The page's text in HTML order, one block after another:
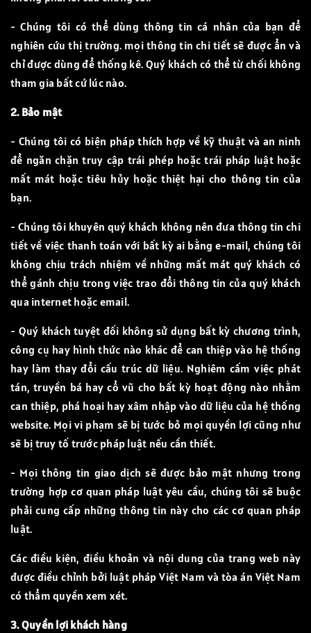
- Chúng tôi có thể dùng thông tin cá nhân của bạn để
nghiên cứu thị trường. mọi thông tin chi tiết sẽ được ẩn và
chỉ được dùng để thống kê. Quý khách có thể từ chối không
tham gia bất cứ lúc nào.
2. Bảo mật
- Chúng tôi có biện pháp thích hợp về kỹ thuật và an ninh
để ngăn chặn truy cập trái phép hoặc trái pháp luật hoặc
mất mát hoặc tiêu hủy hoặc thiệt hại cho thông tin của
bạn.
- Chúng tôi khuyên quý khách không nên đưa thông tin chi
tiết về việc thanh toán với bất kỳ ai bằng e-mail, chúng tôi
không chịu trách nhiệm về những mất mát quý khách có
thể gánh chịu trong việc trao đổi thông tin của quý khách
qua internet hoặc email.
- Quý khách tuyệt đối không sử dụng bất kỳ chương trình,
công cụ hay hình thức nào khác để can thiệp vào hệ thống
hay làm thay đổi cấu trúc dữ liệu. Nghiêm cấm việc phát
tán, truyền bá hay cổ vũ cho bất kỳ hoạt động nào nhằm
can thiệp, phá hoại hay xâm nhập vào dữ liệu của hệ thống
website. Mọi vi phạm sẽ bị tước bỏ mọi quyền lợi cũng như
sẽ bị truy tố trước pháp luật nếu cần thiết.
- Mọi thông tin giao dịch sẽ được bảo mật nhưng trong
trường hợp cơ quan pháp luật yêu cầu, chúng tôi sẽ buộc
phải cung cấp những thông tin này cho các cơ quan pháp
luật.
Các điều kiện, điều khoản và nội dung của trang web này
được điều chỉnh bởi luật pháp Việt Nam và tòa án Việt Nam
có thẩm quyền xem xét.
3. Quyền lợi khách hàng